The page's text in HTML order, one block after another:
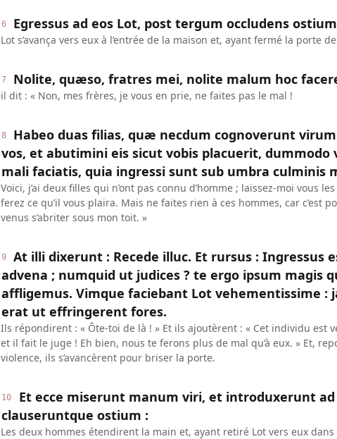
6 Egressus ad eos Lot, post tergum occludens
Lot s’avança vers eux à l’entrée de la maison et, ayant fermé la porte
7 Nolite, quæso, fratres mei, nolite malum hoc
il dit : « Non, mes frères, je vous en prie, ne faites pas le mal !
8
Habeo duas filias, quæ necdum cognoverunt virum
vos, et abutimini eis sicut vobis placuerit, dummodo
mali faciatis, quia ingressi sunt sub umbra culminis
Voici, j’ai deux filles qui n’ont pas connu d’homme ; laissez-moi vous
ferez ce qu’il vous plaira. Mais ne faites rien à ces hommes, car c’est
venus s’abriter sous mon toit. »
9
At illi dixerunt : Recede illuc. Et rursus : Ingressus
advena ; numquid ut judices ? te ergo ipsum magis
affligemus. Vimque faciebant Lot vehementissime :
erat ut effringerent fores.
Ils répondirent : « Ôte-toi de là ! » Et ils ajoutèrent : « Cet individu est
et il fait le juge ! Eh bien, nous te ferons plus de mal qu’à eux. » Et,
violence, ils s’avancèrent pour briser la porte.
10
Et ecce miserunt manum viri, et introduxerunt ad
clauseruntque ostium :
Les deux hommes étendirent la main et, ayant retiré Lot vers eux